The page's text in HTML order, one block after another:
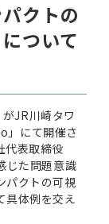
クトの
ついて
JR川崎タワ
にて開催さ
代表取締役
じた問題意識
パクトの可視
具体例を交え